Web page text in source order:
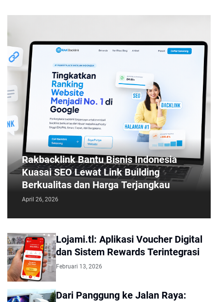
Rakbacklink Bantu Bisnis Indonesia
Kuasai SEO Lewat Link Building
Berkualitas dan Harga Terjangkau
April 26, 2026
Lojami.tl: Aplikasi Voucher Digital
dan Sistem Rewards Terintegrasi
Februari 13, 2026
Dari Panggung ke Jalan Raya: